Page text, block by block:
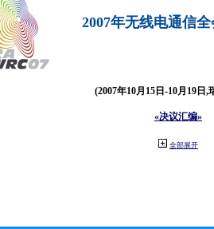
2007年无线电通信
(2007年10月15日-10月19日,
«决议汇编»
全部展开